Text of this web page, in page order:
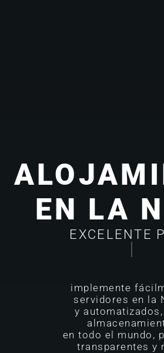
EN LA
EXCELENTE
implemente
servidores en la
y
en todo el mundo,
transparentes y